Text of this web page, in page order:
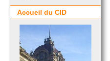
Accueil du CID